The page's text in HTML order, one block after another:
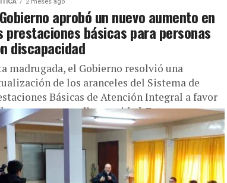
aprobó un nuevo aumento en
prestaciones básicas para personas
discapacidad
madrugada, el Gobierno resolvió una
de los aranceles del Sistema de
Básicas de Atención Integral a favor
personas con discapacidad. Estos...